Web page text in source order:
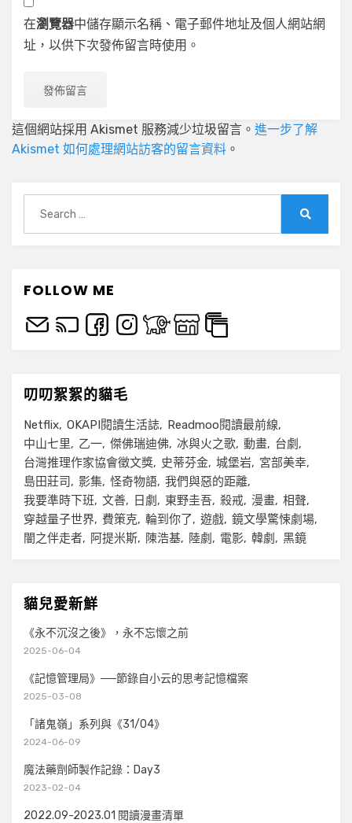
在瀏覽器中儲存顯示名稱、電子郵件地址及個人網站網
址，以供下次發佈留言時使用。
這個網站採用 Akismet 服務減少垃圾留言。 進一步了解
Akismet 如何處理網站訪客的留言資料 。
for:
FOLLOW ME
叨叨絮絮的貓毛
Netflix OKAPI閱讀生活誌
Readmoo閱讀最前線
中山七里
乙一 傑佛瑞迪佛 冰與火之歌 動畫
台劇
台灣推理作家協會徵文獎
史蒂芬金 城堡岩
宮部美幸
島田莊司
影集 怪奇物語 我們與惡的距離
我要準時下班
文善 日劇 東野圭吾 殺戒 漫畫 相聲
穿越量子世界
費策克 輪到你了 遊戲 鏡文學驚悚劇場
闇之伴走者
阿提米斯 陳浩基 陸劇 電影 韓劇 黑鏡
貓兒愛新鮮
《永不沉沒之後》，永不忘懷之前
2025-06-04
《記憶管理局》──節錄自小云的思考記憶檔案
2025-03-08
「諸鬼嶺」系列與《31/04》
2024-06-09
魔法藥劑師製作記錄：Day3
2023-02-04
2022.09-2023.01 閱讀漫畫清單